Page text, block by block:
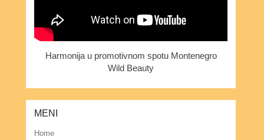
Harmonija u promotivnom spotu Montenegro
Wild Beauty
MENI
Home